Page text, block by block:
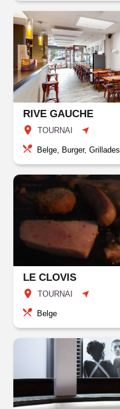
RIVE GAUCHE
TOURNAI
Belge, Burger, Grillades
LE CLOVIS
TOURNAI
Belge